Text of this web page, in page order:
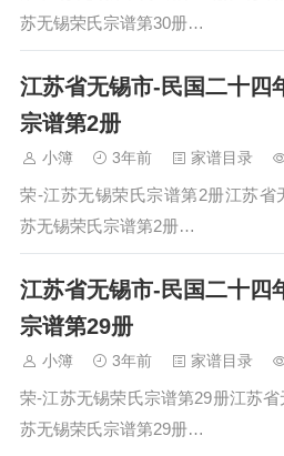
苏无锡荣氏宗谱第30册…
江苏省无锡市-民国二十四
宗谱第2册
小簿 3年前 家谱目录
荣-江苏无锡荣氏宗谱第2册江苏省
苏无锡荣氏宗谱第2册…
江苏省无锡市-民国二十四
宗谱第29册
小簿 3年前 家谱目录
荣-江苏无锡荣氏宗谱第29册江苏
苏无锡荣氏宗谱第29册…